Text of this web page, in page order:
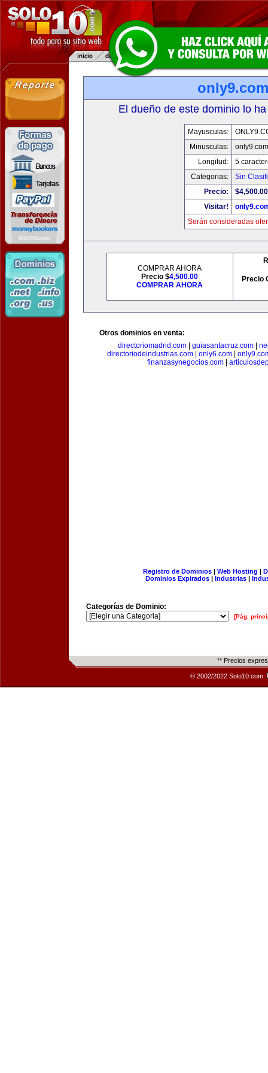
only9.com
El dueño de este dominio lo
Mayusculas:
Minusculas:
only9.com
Longitud:
5
Categorias:
Sin
Precio:
$4,500.00
Visitar!
Serán consideradas
COMPRAR AHORA
Precio $4,500.00
COMPRAR AHORA
Precio
Otros dominios en venta:
directoriomadrid.com| guiasantacruz.com|
directoriodeindustrias.com| only6.com|
finanzasynegocios.com
Registro de Dominios| Web Hosting |
Dominios Expirados | Industrias |
Categorías de Dominio:
[Pág.
** Precios
© 2002/2022 Solo10.com